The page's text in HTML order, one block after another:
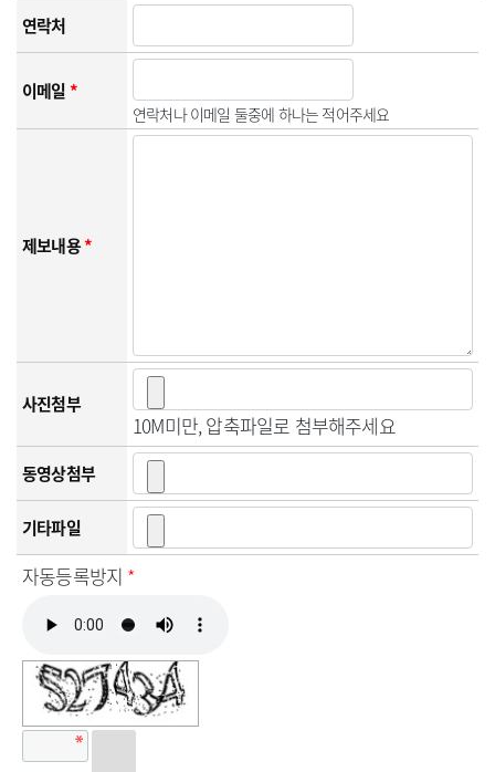
연락처
이메일*
연락처나 이메일 둘중에 하나는 적어주세요
제보내용*
사진첨부
10M미만, 압축파일로 첨부해주세요
동영상첨부
기타파일
자동등록방지 *